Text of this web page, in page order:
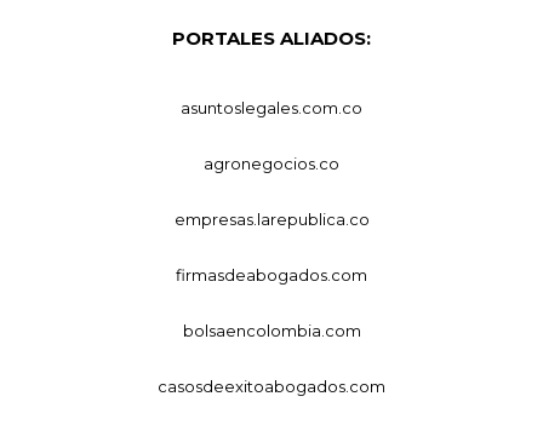
PORTALES ALIADOS:
asuntoslegales.com.co
agronegocios.co
empresas.larepublica.co
firmasdeabogados.com
bolsaencolombia.com
casosdeexitoabogados.com